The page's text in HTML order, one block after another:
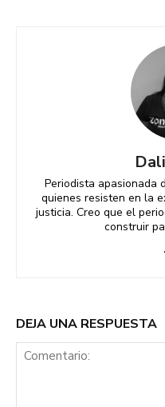
Periodista apasionada
quienes resisten en la
justicia. Creo que el
construir
DEJA UNA RESPUESTA